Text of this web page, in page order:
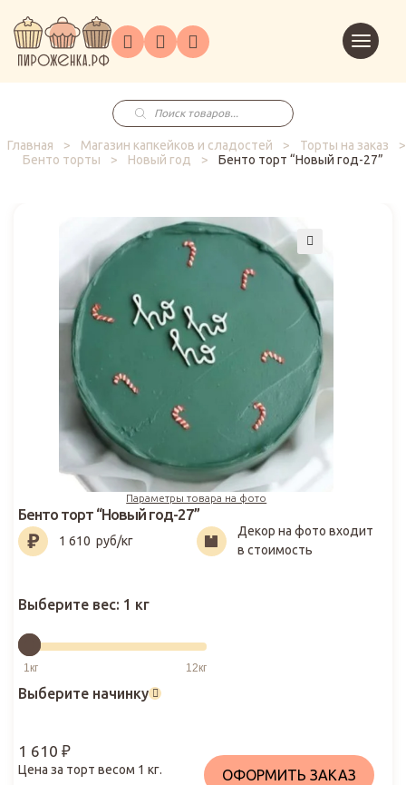
ГлавнаяКаталог
на
заказ
Праздники
Корпоративным
клиентам
в
корзину
Поиск
товаров
Главная
> Магазин капкейков и сладостей > Торты на заказ
>
Бенто торты
> Новый год > Бенто торт “Новый год-27”
Параметры товара на фото
1 610₽
Бенто торт “Новый год-27”
1 610 руб/кг
Декор на фото входит
в стоимость
Выберите вес: 1 кг
Выберите начинку
1 610 ₽
Цена за торт весом 1 кг. ОФОРМИТЬ ЗАКАЗ